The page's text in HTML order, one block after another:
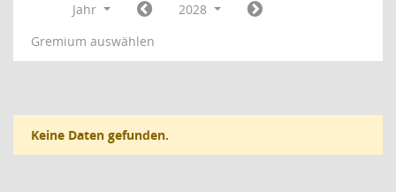
Jahr
2028
Gremium auswählen
Keine Daten gefunden.